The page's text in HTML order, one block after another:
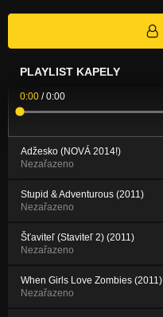
PLAYLIST KAPELY
0:00 /0:00
Adžesko (NOVÁ 2014!)
Nezařazeno
Stupid & Adventurous (2011)
Nezařazeno
Šťaviteľ (Staviteľ 2) (2011)
Nezařazeno
When Girls Love Zombies (2011)
Nezařazeno